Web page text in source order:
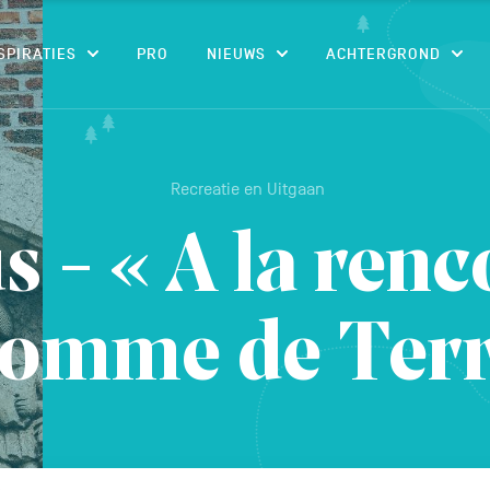
PRO NIEUWS ACHTERGROND
Recreatie en Uitgaan
- « A la
de